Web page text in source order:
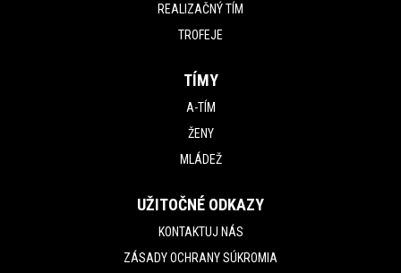
REALIZAČNÝ TÍM
TROFEJE
TÍMY
A-TÍM
ŽENY
MLÁDEŽ
UŽITOČNÉ ODKAZY
KONTAKTUJ NÁS
ZÁSADY OCHRANY SÚKROMIA